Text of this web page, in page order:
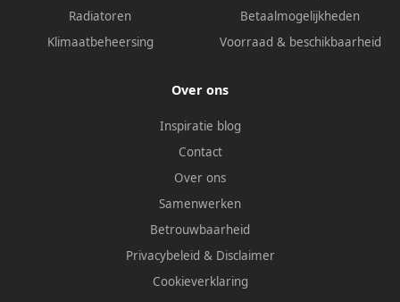
Radiatoren
Klimaatbeheersing
Betaalmogelijkheden
Voorraad & beschikbaarheid
Over ons
Inspiratie blog
Contact
Over ons
Samenwerken
Betrouwbaarheid
Privacybeleid & Disclaimer
Cookieverklaring